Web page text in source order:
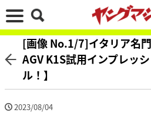
[画像 No.1/7]イタリア名
AGV K1S試用インプレッ
ル！】
2023/08/04